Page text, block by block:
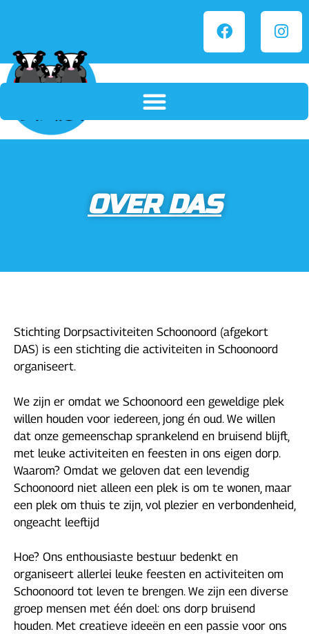
OVER DAS
Stichting Dorpsactiviteiten Schoonoord (afgekort
DAS) is een stichting die activiteiten in Schoonoord
organiseert.
We zijn er omdat we Schoonoord een geweldige plek
willen houden voor iedereen, jong én oud. We willen
dat onze gemeenschap sprankelend en bruisend blijft,
met leuke activiteiten en feesten in ons eigen dorp.
Waarom? Omdat we geloven dat een levendig
Schoonoord niet alleen een plek is om te wonen, maar
een plek om thuis te zijn, vol plezier en verbondenheid,
ongeacht leeftijd
Hoe? Ons enthousiaste bestuur bedenkt en
organiseert allerlei leuke feesten en activiteiten om
Schoonoord tot leven te brengen. We zijn een diverse
groep mensen met één doel: ons dorp bruisend
houden. Met creatieve ideeën en een passie voor ons